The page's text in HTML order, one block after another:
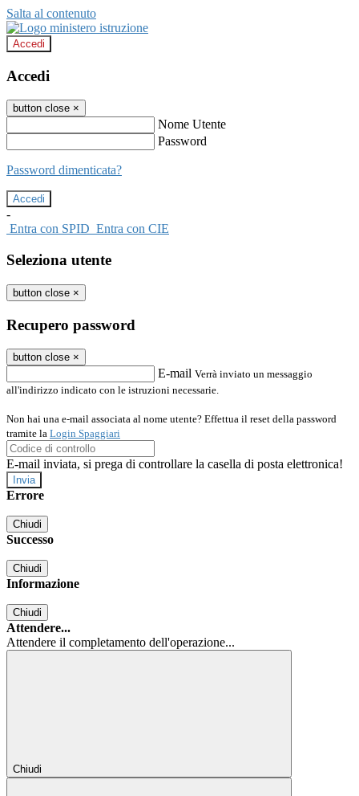
Salta al contenuto
Accedi
Accedi
button close ×
Nome Utente
Password
Password dimenticata?
-
Entra con SPID Entra con CIE
Seleziona utente
button close ×
Recupero password
button close ×
E-mail Verrà inviato un messaggio
all'indirizzo indicato con le istruzioni necessarie.
Non hai una e-mail associata al nome utente? Effettua il reset della password
tramite la Login Spaggiari
E-mail inviata, si prega di controllare la casella di posta elettronica!
Errore
Chiudi
Successo
Chiudi
Informazione
Chiudi
Attendere...
Attendere il completamento dell'operazione...
Chiudi